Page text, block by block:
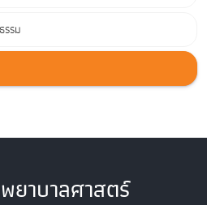
รม
ยาบาลศาสตร์